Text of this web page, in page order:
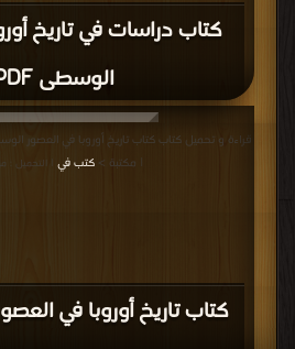
كتاب دراسات في تاريخ
الوسطى PDF
كتاب تاريخ أوروبا في
| مكتبة > كتب في | التحميل :